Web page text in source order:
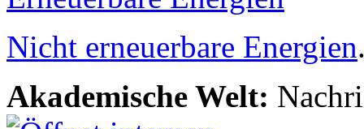
Nicht erneuerbare Energien
Akademische Welt: